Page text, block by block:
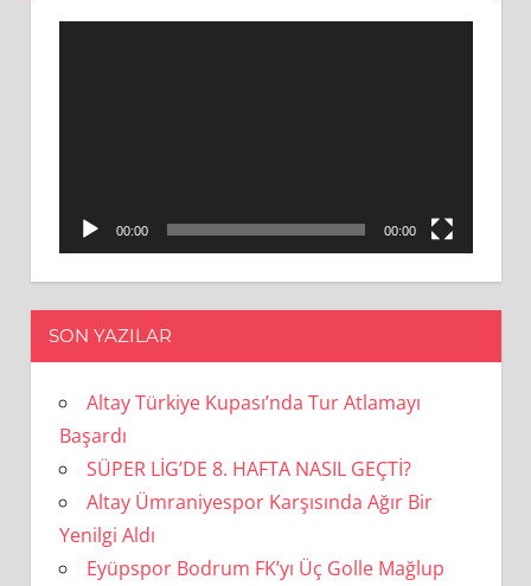
00:00 00:00
SON YAZILAR
Altay Türkiye Kupası’nda Tur Atlamayı
Başardı
SÜPER LİG’DE 8. HAFTA NASIL GEÇTİ?
Altay Ümraniyespor Karşısında Ağır Bir
Yenilgi Aldı
Eyüpspor Bodrum FK’yı Üç Golle Mağlup